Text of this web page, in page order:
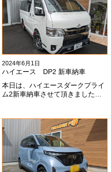
2024年6月1日
ハイエース DP2 新車納車
本日は、ハイエースダークプライ
ム2新車納車させて頂きました！
ました#x1f60a;